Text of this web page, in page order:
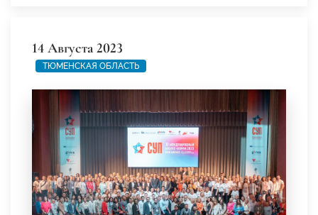
14 Августа 2023
ТЮМЕНСКАЯ ОБЛАСТЬ